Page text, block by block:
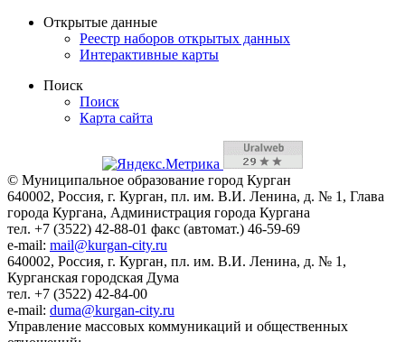
Открытые данные
Реестр наборов открытых данных
Интерактивные карты
Поиск
Поиск
Карта сайта
© Муниципальное образование город Курган
640002, Россия, г. Курган, пл. им. В.И. Ленина, д. № 1, Глава
города Кургана, Администрация города Кургана
тел. +7 (3522) 42-88-01 факс (автомат.) 46-59-69
e-mail: mail@kurgan-city.ru
640002, Россия, г. Курган, пл. им. В.И. Ленина, д. № 1,
Курганская городская Дума
тел. +7 (3522) 42-84-00
e-mail: duma@kurgan-city.ru
Управление массовых коммуникаций и общественных